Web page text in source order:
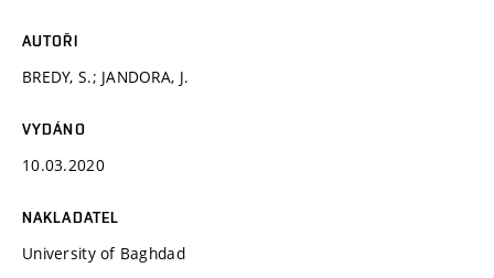
AUTOŘI
BREDY, S.; JANDORA, J.
VYDÁNO
10.03.2020
NAKLADATEL
University of Baghdad